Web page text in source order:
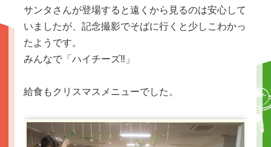
サンタさんが登場すると遠くから見るのは安心して
いましたが、記念撮影でそばに行くと少しこわかっ
たようです。
みんなで「ハイチーズ‼」
給食もクリスマスメニューでした。